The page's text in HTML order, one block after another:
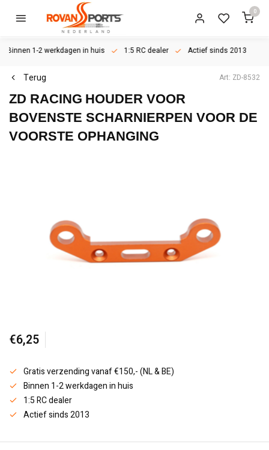
0
Binnen 1-2 werkdagen in huis 1:5 RC dealer Actief sinds 2013
Terug Art: ZD-8532
ZD RACING HOUDER VOOR
BOVENSTE SCHARNIERPEN VOOR DE
VOORSTE OPHANGING
€6,25
Gratis verzending vanaf €150,- (NL & BE)
Binnen 1-2 werkdagen in huis
1:5 RC dealer
Actief sinds 2013